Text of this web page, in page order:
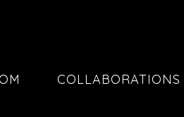
COLLABORATIONS